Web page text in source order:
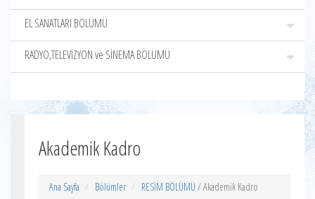
EL SANATLARI BÖLÜMÜ
RADYO,TELEVİZYON ve SİNEMA BÖLÜMÜ
Akademik Kadro
Ana Sayfa Bölümler RESİM BÖLÜMÜ / Akademik Kadro